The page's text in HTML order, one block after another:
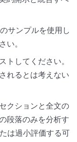
サンプルを使用し
い。
トしてください。
れるとは考えない
クションと全文の
段落のみを分析す
は過小評価する可